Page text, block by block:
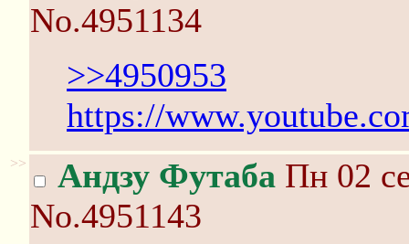
No.4951134
>>4950953
https://
>> Андзу Футаба Пн 02
No.4951143